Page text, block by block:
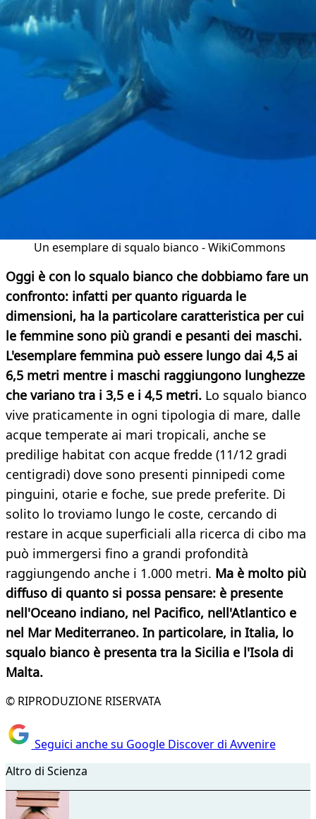
Un esemplare di squalo bianco - WikiCommons
Oggi è con lo squalo bianco che dobbiamo fare un
confronto: infatti per quanto riguarda le
dimensioni, ha la particolare caratteristica per cui
le femmine sono più grandi e pesanti dei maschi.
L'esemplare femmina può essere lungo dai 4,5 ai
6,5 metri mentre i maschi raggiungono lunghezze
che variano tra i 3,5 e i 4,5 metri. Lo squalo bianco
vive praticamente in ogni tipologia di mare, dalle
acque temperate ai mari tropicali, anche se
predilige habitat con acque fredde (11/12 gradi
centigradi) dove sono presenti pinnipedi come
pinguini, otarie e foche, sue prede preferite. Di
solito lo troviamo lungo le coste, cercando di
restare in acque superficiali alla ricerca di cibo ma
può immergersi fino a grandi profondità
raggiungendo anche i 1.000 metri. Ma è molto più
diffuso di quanto si possa pensare: è presente
nell'Oceano indiano, nel Pacifico, nell'Atlantico e
nel Mar Mediterraneo. In particolare, in Italia, lo
squalo bianco è presenta tra la Sicilia e l'Isola di
Malta.
© RIPRODUZIONE RISERVATA
Seguici anche su Google Discover di Avvenire
Altro di Scienza